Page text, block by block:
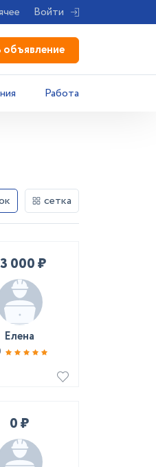
Войти
объявление
Работа
сетка
000 ₽
Елена
0 ₽